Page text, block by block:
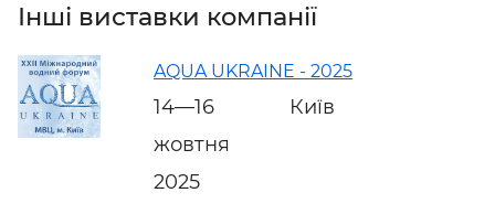
Інші виставки компанії
AQUA UKRAINE - 2025
14—16
жовтня
2025
Київ